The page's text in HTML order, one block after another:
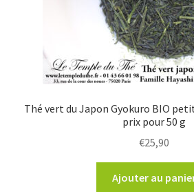
Thé vert du Japon Gyokuro BIO
prix pour 50 g
€25,90
Ajouter au